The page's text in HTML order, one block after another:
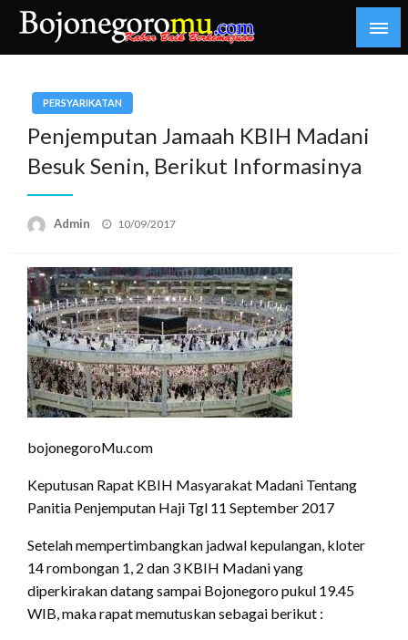
Skip
content
Kabar Baik Berkemajuan
PERSYARIKATAN
Penjemputan Jamaah KBIH Madani
Besuk Senin, Berikut Informasinya
Admin
Posted
10/09/2017
bojonegoroMu.com
Keputusan Rapat KBIH Masyarakat Madani Tentang
Panitia Penjemputan Haji Tgl 11 September 2017
Setelah mempertimbangkan jadwal kepulangan, kloter
14 rombongan 1, 2 dan 3 KBIH Madani yang
diperkirakan datang sampai Bojonegoro pukul 19.45
WIB, maka rapat memutuskan sebagai berikut :